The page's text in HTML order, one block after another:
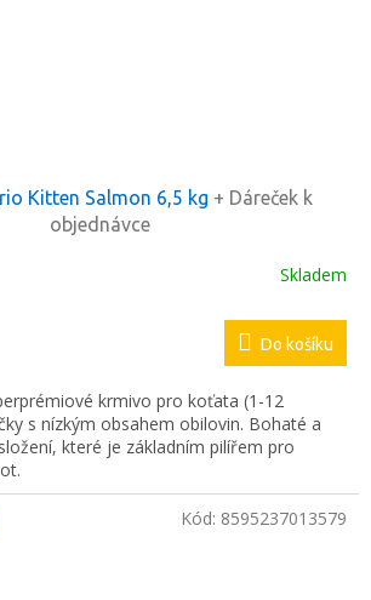
Kitten Salmon 6,5 kg + Dáreček k
objednávce
Skladem
Do košíku
krmivo pro koťata (1-12
s nízkým obsahem obilovin. Bohaté a
které je základním pilířem pro
Kód: 8595237013579